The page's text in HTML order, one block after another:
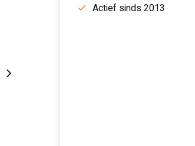
Actief sinds 2013